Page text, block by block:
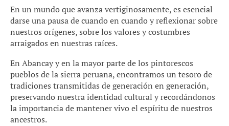
En un mundo que avanza vertiginosamente, es esencial
darse una pausa de cuando en cuando y reflexionar sobre
nuestros orígenes, sobre los valores y costumbres
arraigados en nuestras raíces.
En Abancay y en la mayor parte de los pintorescos
pueblos de la sierra peruana, encontramos un tesoro de
tradiciones transmitidas de generación en generación,
preservando nuestra identidad cultural y recordándonos
la importancia de mantener vivo el espíritu de nuestros
ancestros.